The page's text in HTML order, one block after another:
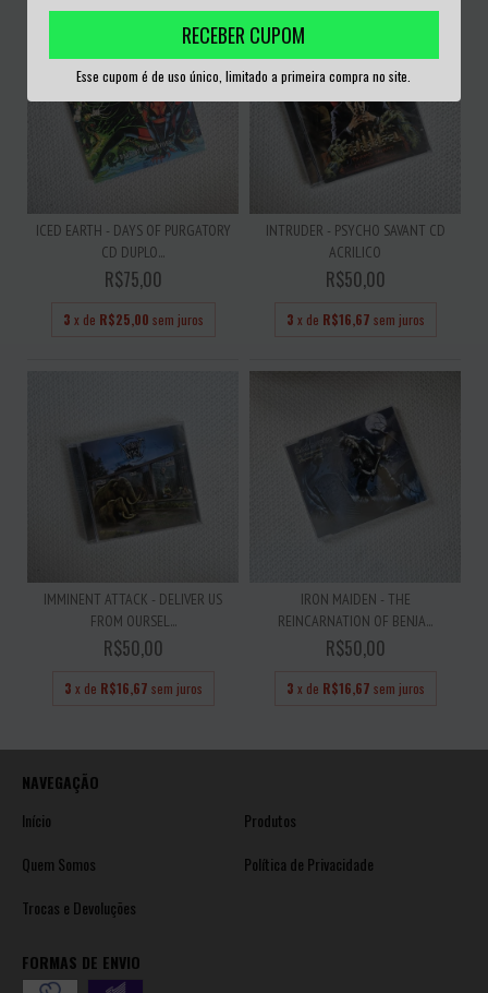
RECEBER CUPOM
Esse cupom é de uso único, limitado a primeira compra no site.
ICED EARTH - DAYS OF PURGATORY
CD DUPLO...
R$75,00
3 x de R$25,00 sem juros
INTRUDER - PSYCHO SAVANT CD
ACRILICO
R$50,00
3 x de R$16,67 sem juros
IMMINENT ATTACK - DELIVER US
FROM OURSEL...
R$50,00
3 x de R$16,67 sem juros
IRON MAIDEN - THE
REINCARNATION OF BENJA...
R$50,00
3 x de R$16,67 sem juros
NAVEGAÇÃO
Início
Produtos
Quem Somos
Política de Privacidade
Trocas e Devoluções
FORMAS DE ENVIO